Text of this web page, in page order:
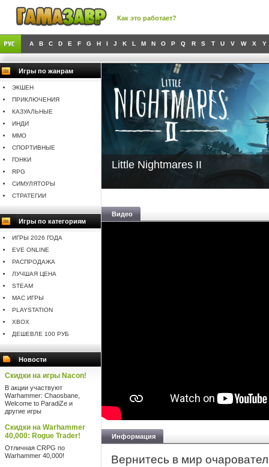
Как это работает?
A B C D E F G H I J K L M N O P Q R S T U V W X Y
Игры по жанрам
ЭКШЕН
ПРИКЛЮЧЕНИЯ
КАЗУАЛЬНЫЕ
ИНДИ
MMO
СПОРТИВНЫЕ
ГОНКИ
RPG
СИМУЛЯТОРЫ
СТРАТЕГИИ
Игры по категориям
ИГРЫ 2026 ГОДА
EVE ONLINE
РАСПРОДАЖА
ЛУЧШАЯ ЦЕНА
STEAM
MAC ИГРЫ
PLAYSTATION
XBOX
ДЕШЕВЛЕ 100 РУБ
Новости
Скидки на игры Nacon!
В акции участвуют
Warhammer: Chaosbane,
Welcome to ParadiZe и
другие игры
Скидки на Warhammer
40,000: Rogue Trader!
Отличная CRPG по
Warhammer 40,000!
Little Nightmares II
Видео
Информация
Вернитесь в мир